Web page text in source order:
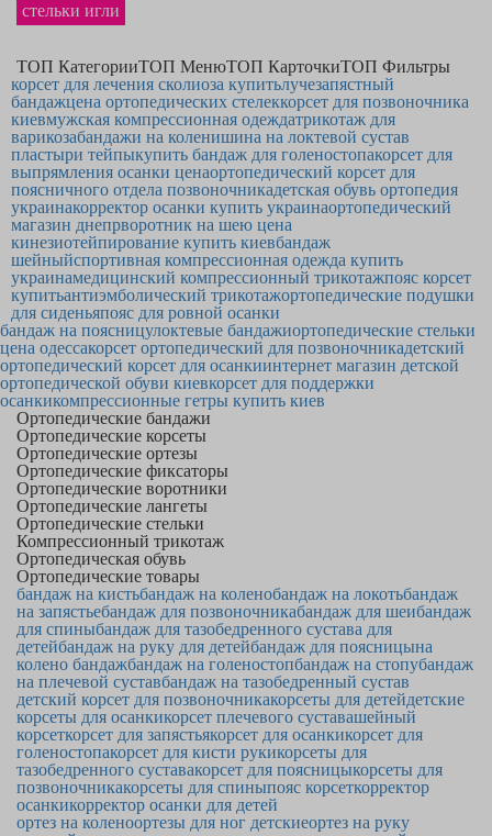
стельки игли
ТОП КатегорииТОП МенюТОП КарточкиТОП Фильтры
корсет для лечения сколиоза купитьлучезапястный
бандажцена ортопедических стелеккорсет для позвоночника
киевмужская компрессионная одеждатрикотаж для
варикозабандажи на коленишина на локтевой сустав
пластыри тейпыкупить бандаж для голеностопакорсет для
выпрямления осанки ценаортопедический корсет для
поясничного отдела позвоночникадетская обувь ортопедия
украинакорректор осанки купить украинаортопедический
магазин днепрворотник на шею цена
кинезиотейпирование купить киевбандаж
шейныйспортивная компрессионная одежда купить
украинамедицинский компрессионный трикотажпояс корсет
купитьантиэмболический трикотажортопедические подушки
для сиденьяпояс для ровной осанки
бандаж на поясницулоктевые бандажиортопедические стельки
цена одессакорсет ортопедический для позвоночникадетский
ортопедический корсет для осанкиинтернет магазин детской
ортопедической обуви киевкорсет для поддержки
осанкикомпрессионные гетры купить киев
Ортопедические бандажи
Ортопедические корсеты
Ортопедические ортезы
Ортопедические фиксаторы
Ортопедические воротники
Ортопедические лангеты
Ортопедические стельки
Компрессионный трикотаж
Ортопедическая обувь
Ортопедические товары
бандаж на кистьбандаж на коленобандаж на локотьбандаж
на запястьебандаж для позвоночникабандаж для шеибандаж
для спиныбандаж для тазобедренного сустава для
детейбандаж на руку для детейбандаж для поясницына
колено бандажбандаж на голеностопбандаж на стопубандаж
на плечевой суставбандаж на тазобедренный сустав
детский корсет для позвоночникакорсеты для детейдетские
корсеты для осанкикорсет плечевого суставашейный
корсеткорсет для запястьякорсет для осанкикорсет для
голеностопакорсет для кисти рукикорсеты для
тазобедренного суставакорсет для поясницыкорсеты для
позвоночникакорсеты для спиныпояс корсеткорректор
осанкикорректор осанки для детей
ортез на коленоортезы для ног детскиеортез на руку